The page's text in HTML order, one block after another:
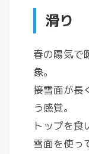
滑り
春の陽気で
象。
接雪面が長
う感覚。
トップを食
雪面を使っ